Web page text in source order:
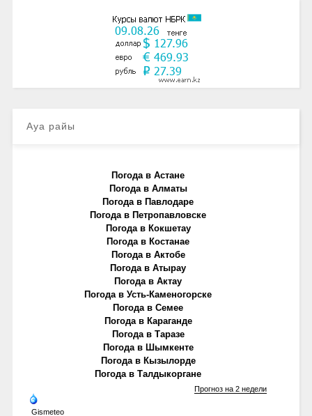
Ауа райы
Погода в Астане
Погода в Алматы
Погода в Павлодаре
Погода в Петропавловске
Погода в Кокшетау
Погода в Костанае
Погода в Актобе
Погода в Атырау
Погода в Актау
Погода в Усть-Каменогорске
Погода в Семее
Погода в Караганде
Погода в Таразе
Погода в Шымкенте
Погода в Кызылорде
Погода в Талдыкоргане
Gismeteo
Прогноз на 2 недели